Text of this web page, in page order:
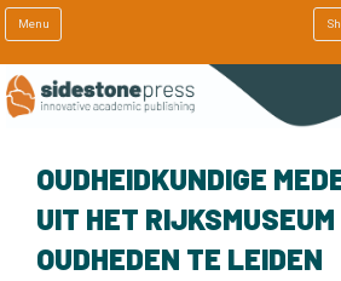
Menu
OUDHEIDKUNDIGE
UIT HET
OUDHEDEN TE LEIDEN